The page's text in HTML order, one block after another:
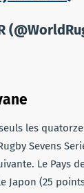
les
Sevens
Le Pays
Japon (25